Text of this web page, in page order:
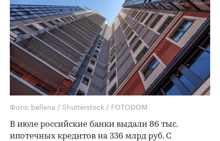
Фото: bellena / Shutterstock / FOTODOM
В июле российские банки выдали 86 тыс.
ипотечных кредитов на 336 млрд руб. С